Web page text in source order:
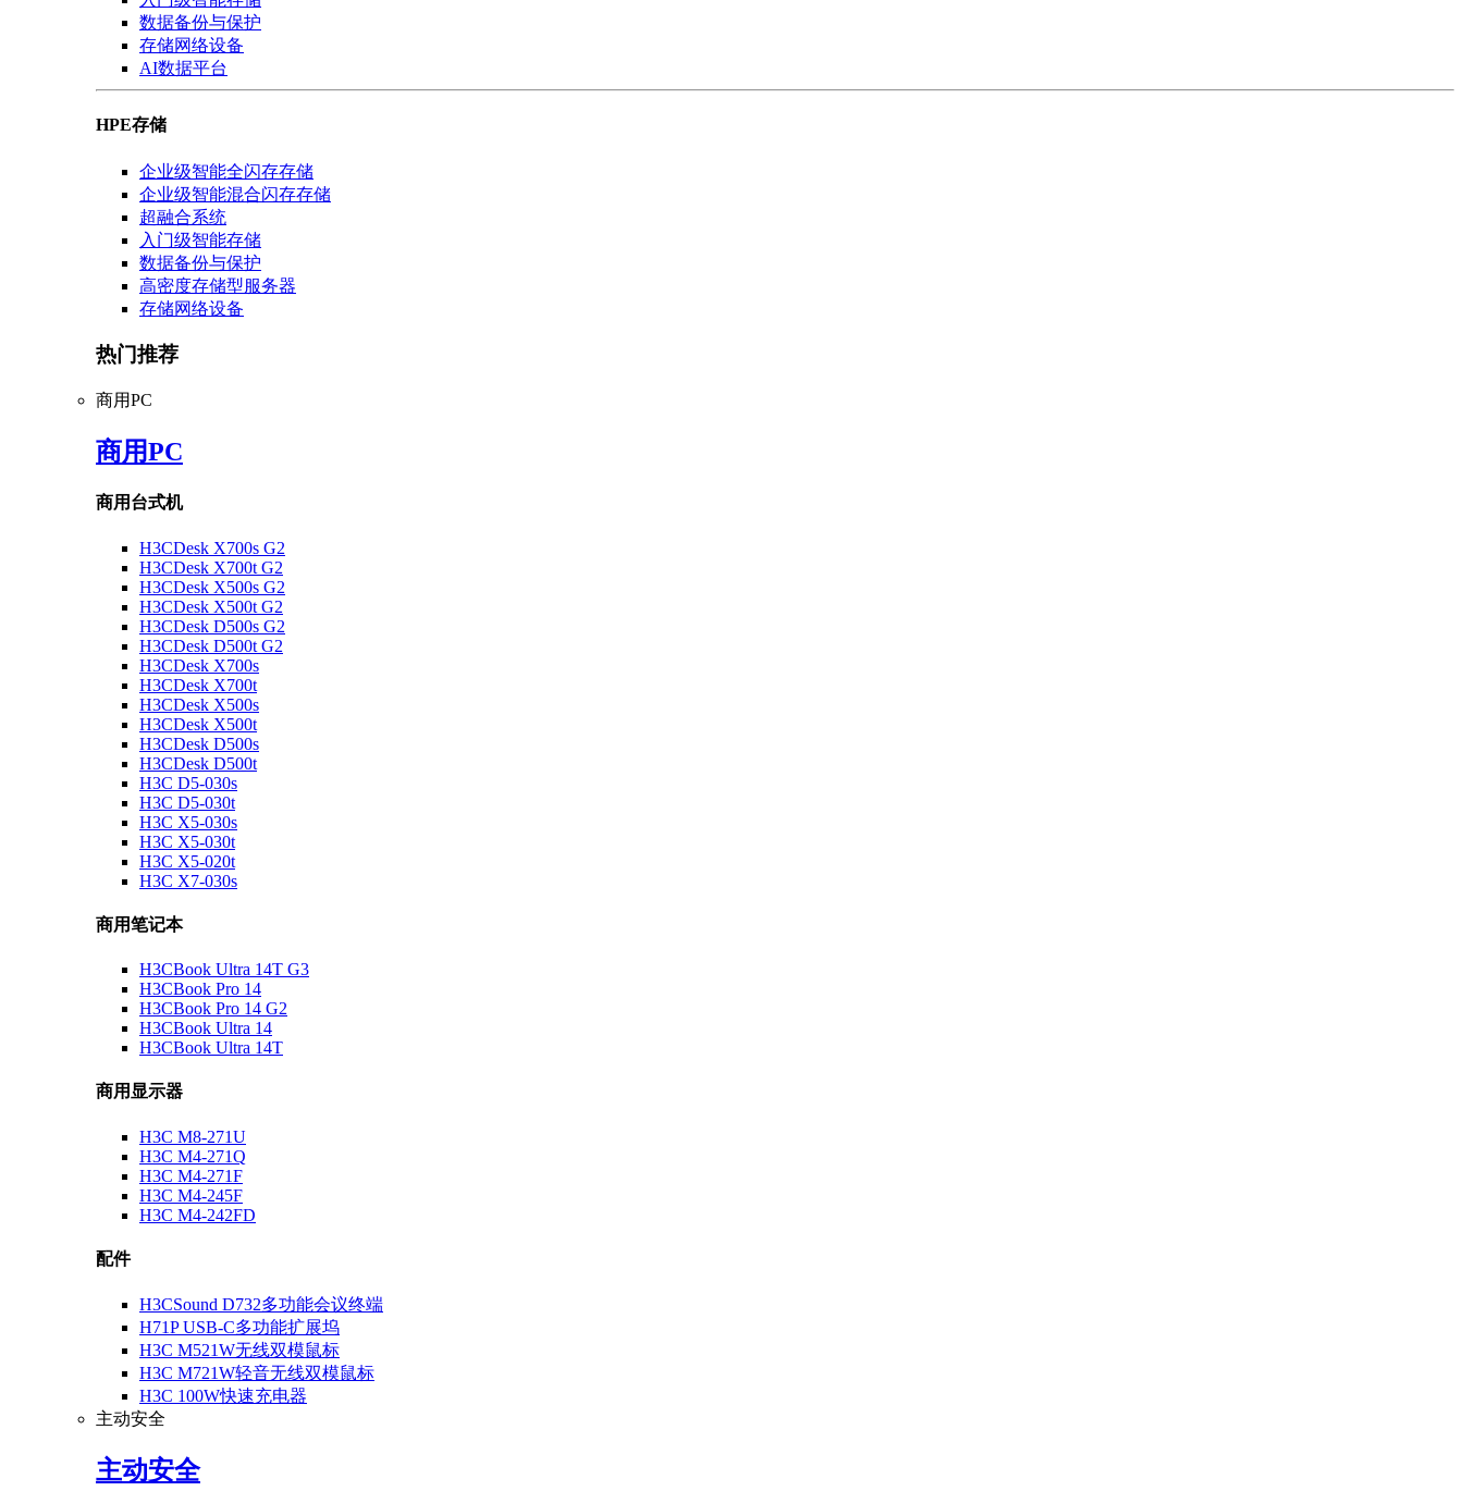
数据备份与保护
存储网络设备
AI数据平台
HPE存储
企业级智能全闪存存储
企业级智能混合闪存存储
超融合系统
入门级智能存储
数据备份与保护
高密度存储型服务器
存储网络设备
热门推荐
商用PC
商用PC
商用台式机
H3CDesk X700s G2
H3CDesk X700t G2
H3CDesk X500s G2
H3CDesk X500t G2
H3CDesk D500s G2
H3CDesk D500t G2
H3CDesk X700s
H3CDesk X700t
H3CDesk X500s
H3CDesk X500t
H3CDesk D500s
H3CDesk D500t
H3C D5-030s
H3C D5-030t
H3C X5-030s
H3C X5-030t
H3C X5-020t
H3C X7-030s
商用笔记本
H3CBook Ultra 14T G3
H3CBook Pro 14
H3CBook Pro 14 G2
H3CBook Ultra 14
H3CBook Ultra 14T
商用显示器
H3C M8-271U
H3C M4-271Q
H3C M4-271F
H3C M4-245F
H3C M4-242FD
配件
H3CSound D732多功能会议终端
H71P USB-C多功能扩展坞
H3C M521W无线双模鼠标
H3C M721W轻音无线双模鼠标
H3C 100W快速充电器
主动安全
主动安全